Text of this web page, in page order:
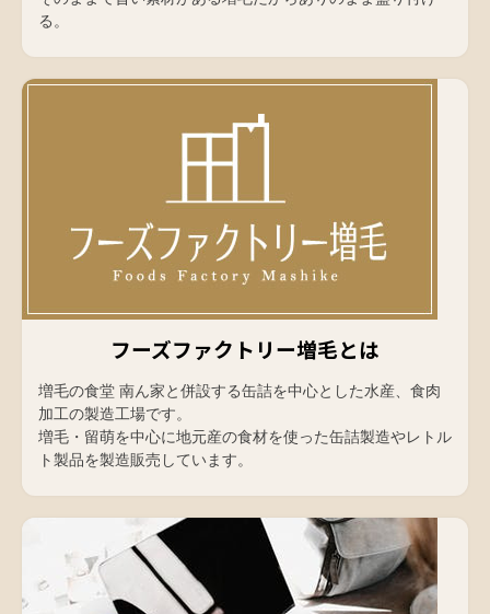
る。
フーズファクトリー増毛とは
増毛の食堂 南ん家と併設する缶詰を中心とした水産、食肉
加工の製造工場です。
増毛・留萌を中心に地元産の食材を使った缶詰製造やレトル
ト製品を製造販売しています。